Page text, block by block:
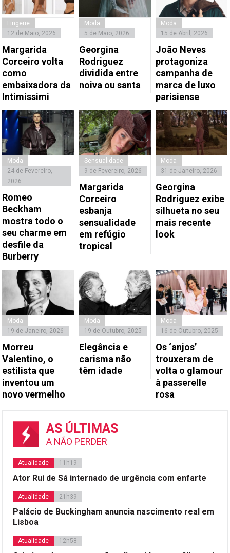
Lingerie
12 de Maio, 2026
Margarida
Corceiro volta
como
embaixadora da
Intimissimi
Moda
5 de Maio, 2026
Georgina
Rodriguez
dividida entre
noiva ou santa
Moda
15 de Abril, 2026
João Neves
protagoniza
campanha de
marca de luxo
parisiense
Moda
24 de Fevereiro,
2026
Romeo
Beckham
mostra todo o
seu charme em
desfile da
Burberry
Sensualidade
9 de Fevereiro, 2026
Margarida
Corceiro
esbanja
sensualidade
em refúgio
tropical
Moda
31 de Janeiro, 2026
Georgina
Rodriguez exibe
silhueta no seu
mais recente
look
Moda
19 de Janeiro, 2026
Morreu
Valentino, o
estilista que
inventou um
novo vermelho
Moda
19 de Outubro, 2025
Elegância e
carisma não
têm idade
Moda
16 de Outubro, 2025
Os ‘anjos’
trouxeram de
volta o glamour
à passerelle
rosa
AS ÚLTIMAS
A NÃO PERDER
Atualidade 11h19
Ator Rui de Sá internado de urgência com enfarte
Atualidade 21h39
Palácio de Buckingham anuncia nascimento real em
Lisboa
Atualidade 12h58